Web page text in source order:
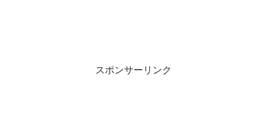
スポンサーリンク